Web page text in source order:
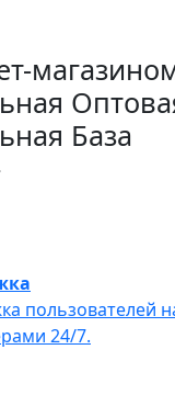
База
пользователей
24/7.